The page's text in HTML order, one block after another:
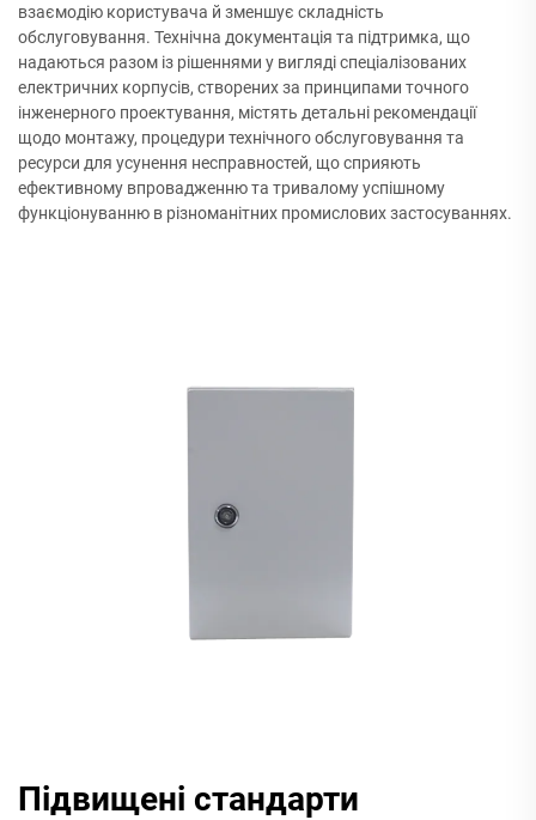
взаємодію користувача й зменшує складність
обслуговування. Технічна документація та підтримка, що
надаються разом із рішеннями у вигляді спеціалізованих
електричних корпусів, створених за принципами точного
інженерного проектування, містять детальні рекомендації
щодо монтажу, процедури технічного обслуговування та
ресурси для усунення несправностей, що сприяють
ефективному впровадженню та тривалому успішному
функціонуванню в різноманітних промислових застосуваннях.
Підвищені стандарти